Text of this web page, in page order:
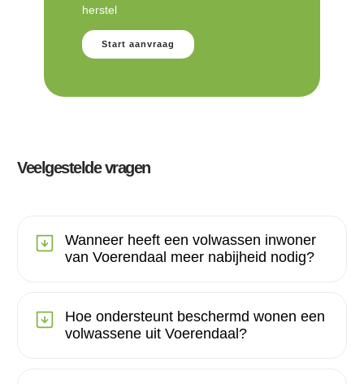
herstel
Start aanvraag
Veelgestelde vragen
Wanneer heeft een volwassen inwoner
van Voerendaal meer nabijheid nodig?
Hoe ondersteunt beschermd wonen een
volwassene uit Voerendaal?